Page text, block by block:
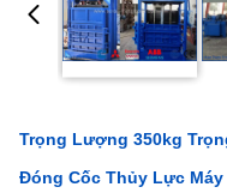
Trọng Lượng 350kg
Đóng Cốc Thủy Lực Máy